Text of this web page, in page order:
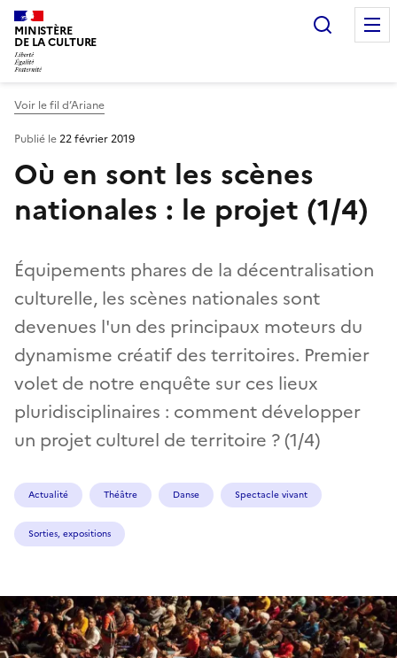
MINISTÈRE
DE LA CULTURE
Voir le fil d’Ariane
Où en sont les scènes
nationales : le projet (1/4)
Équipements phares de la décentralisation
culturelle, les scènes nationales sont
devenues l'un des principaux moteurs du
dynamisme créatif des territoires. Premier
volet de notre enquête sur ces lieux
pluridisciplinaires : comment développer
un projet culturel de territoire ? (1/4)
Publié le22 février 2019
Actualité Théâtre Danse Spectacle vivant
Sorties, expositions